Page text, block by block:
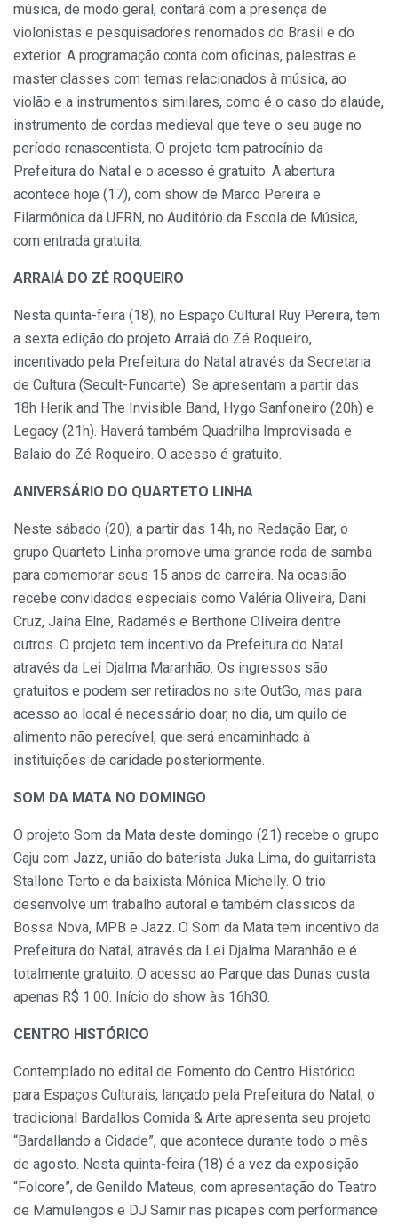
música, de modo geral, contará com a presença de
violonistas e pesquisadores renomados do Brasil e do
exterior. A programação conta com oficinas, palestras e
master classes com temas relacionados à música, ao
violão e a instrumentos similares, como é o caso do alaúde,
instrumento de cordas medieval que teve o seu auge no
período renascentista. O projeto tem patrocínio da
Prefeitura do Natal e o acesso é gratuito. A abertura
acontece hoje (17), com show de Marco Pereira e
Filarmônica da UFRN, no Auditório da Escola de Música,
com entrada gratuita.
ARRAIÁ DO ZÉ ROQUEIRO
Nesta quinta-feira (18), no Espaço Cultural Ruy Pereira, tem
a sexta edição do projeto Arraiá do Zé Roqueiro,
incentivado pela Prefeitura do Natal através da Secretaria
de Cultura (Secult-Funcarte). Se apresentam a partir das
18h Herik and The Invisible Band, Hygo Sanfoneiro (20h) e
Legacy (21h). Haverá também Quadrilha Improvisada e
Balaio do Zé Roqueiro. O acesso é gratuito.
ANIVERSÁRIO DO QUARTETO LINHA
Neste sábado (20), a partir das 14h, no Redação Bar, o
grupo Quarteto Linha promove uma grande roda de samba
para comemorar seus 15 anos de carreira. Na ocasião
recebe convidados especiais como Valéria Oliveira, Dani
Cruz, Jaina Elne, Radamés e Berthone Oliveira dentre
outros. O projeto tem incentivo da Prefeitura do Natal
através da Lei Djalma Maranhão. Os ingressos são
gratuitos e podem ser retirados no site OutGo, mas para
acesso ao local é necessário doar, no dia, um quilo de
alimento não perecível, que será encaminhado à
instituições de caridade posteriormente.
SOM DA MATA NO DOMINGO
O projeto Som da Mata deste domingo (21) recebe o grupo
Caju com Jazz, união do baterista Juka Lima, do guitarrista
Stallone Terto e da baixista Mônica Michelly. O trio
desenvolve um trabalho autoral e também clássicos da
Bossa Nova, MPB e Jazz. O Som da Mata tem incentivo da
Prefeitura do Natal, através da Lei Djalma Maranhão e é
totalmente gratuito. O acesso ao Parque das Dunas custa
apenas R$ 1.00. Início do show às 16h30.
CENTRO HISTÓRICO
Contemplado no edital de Fomento do Centro Histórico
para Espaços Culturais, lançado pela Prefeitura do Natal, o
tradicional Bardallos Comida & Arte apresenta seu projeto
“Bardallando a Cidade”, que acontece durante todo o mês
de agosto. Nesta quinta-feira (18) é a vez da exposição
“Folcore”, de Genildo Mateus, com apresentação do Teatro
de Mamulengos e DJ Samir nas picapes com performance